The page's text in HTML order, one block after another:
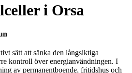
i Orsa
sätt att sänka den långsiktiga
kontroll över energianvändningen. I
av permanentboende, fritidshus och